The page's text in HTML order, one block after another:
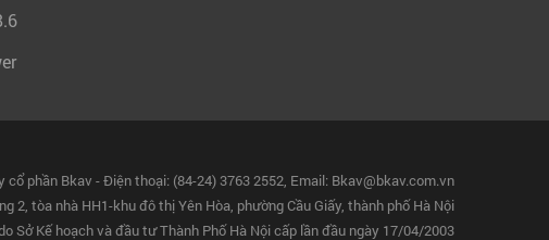
cổ phần Bkav - Điện thoại: (84-24) 3763 2552, Email: Bkav@bkav.com.vn
2, tòa nhà HH1-khu đô thị Yên Hòa, phường Cầu Giấy, thành phố Hà Nội
Sở Kế hoạch và đầu tư Thành Phố Hà Nội cấp lần đầu ngày 17/04/2003